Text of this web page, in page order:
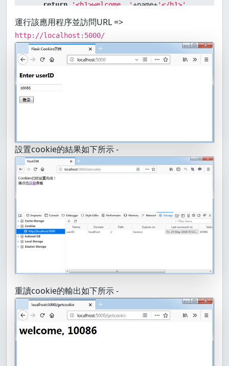
return
'<h1>welcome, '+name+'</h1>'
if __name__ == '__main__'
    app.run(debug =
運行該應用程序並訪問URL =>
http://localhost:5000/
設置cookie的結果如下所示 -
重讀cookie的輸出如下所示 -